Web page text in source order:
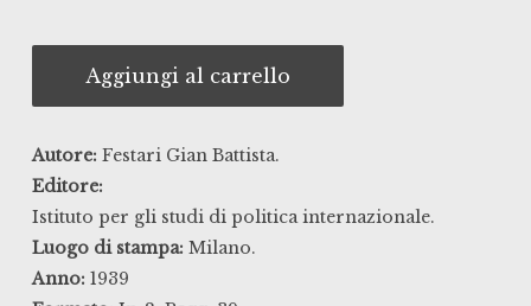
Aggiungi al carrello
Autore: Festari Gian Battista.
Editore:
Istituto per gli studi di politica internazionale.
Luogo di stampa: Milano.
Anno: 1939